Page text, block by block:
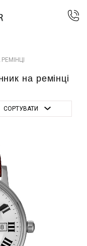
на ремінці
СОРТУВАТИ